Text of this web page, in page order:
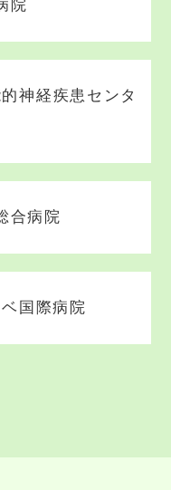
院
神経疾患センタ
合病院
国際病院